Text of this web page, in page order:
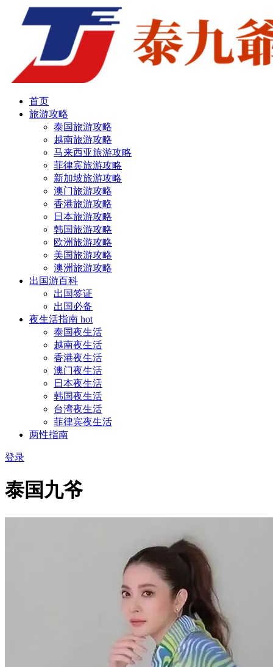
首页
旅游攻略
泰国旅游攻略
越南旅游攻略
马来西亚旅游攻略
菲律宾旅游攻略
新加坡旅游攻略
澳门旅游攻略
香港旅游攻略
日本旅游攻略
韩国旅游攻略
欧洲旅游攻略
美国旅游攻略
澳洲旅游攻略
出国游百科
出国签证
出国必备
夜生活指南 hot
泰国夜生活
越南夜生活
香港夜生活
澳门夜生活
日本夜生活
韩国夜生活
台湾夜生活
菲律宾夜生活
两性指南
登录
泰国九爷